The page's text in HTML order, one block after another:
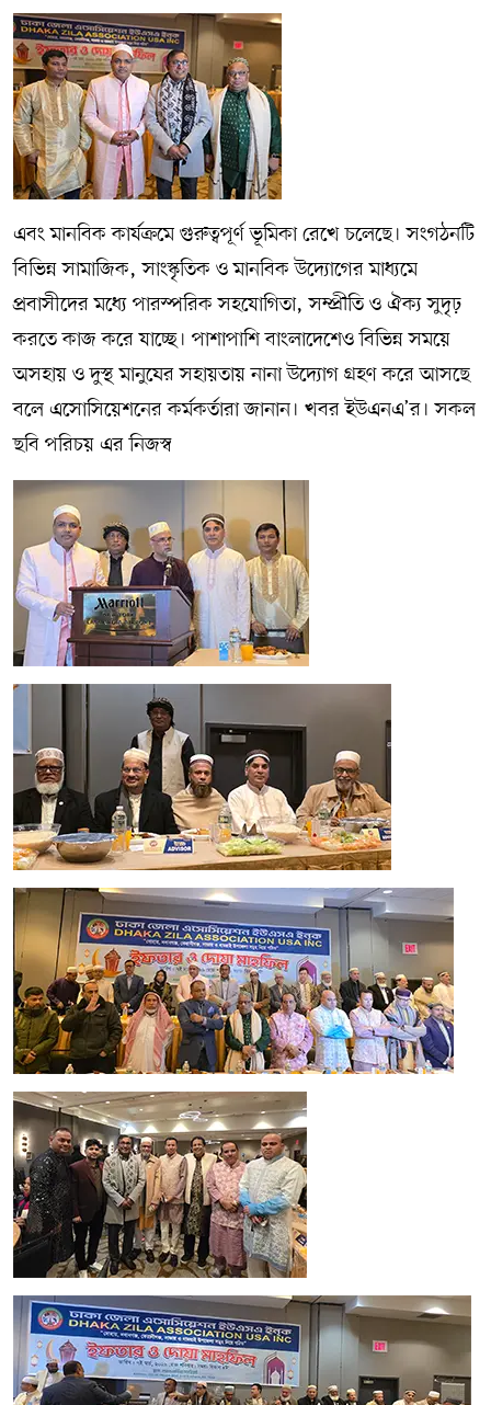
এবং মানবিক কার্যক্রমে গুরুত্বপূর্ণ ভূমিকা রেখে চলেছে। সংগঠনটি
বিভিন্ন সামাজিক, সাংস্কৃতিক ও মানবিক উদ্যোগের মাধ্যমে
প্রবাসীদের মধ্যে পারস্পরিক সহযোগিতা, সম্প্রীতি ও ঐক্য সুদৃঢ়
করতে কাজ করে যাচ্ছে। পাশাপাশি বাংলাদেশেও বিভিন্ন সময়ে
অসহায় ও দুস্থ মানুষের সহায়তায় নানা উদ্যোগ গ্রহণ করে আসছে
বলে এসোসিয়েশনের কর্মকর্তারা জানান। খবর ইউএনএ’র। সকল
ছবি পরিচয় এর নিজস্ব